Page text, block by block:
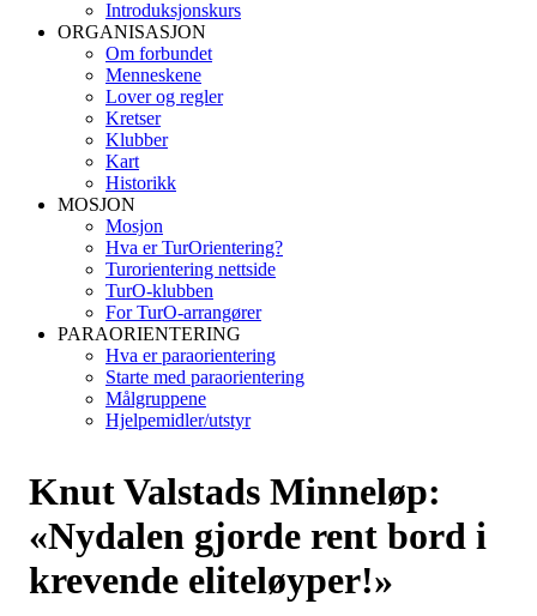
Introduksjonskurs
ORGANISASJON
Om forbundet
Menneskene
Lover og regler
Kretser
Klubber
Kart
Historikk
MOSJON
Mosjon
Hva er TurOrientering?
Turorientering nettside
TurO-klubben
For TurO-arrangører
PARAORIENTERING
Hva er paraorientering
Starte med paraorientering
Målgruppene
Hjelpemidler/utstyr
Knut Valstads Minneløp:
«Nydalen gjorde rent bord i
krevende eliteløyper!»